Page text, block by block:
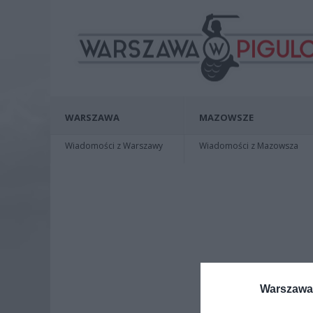
WARSZAWA
Wiadomości z Warszawy
MAZOWSZE
Wiadomości z Mazowsza